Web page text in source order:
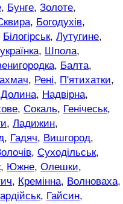
, Бунге, Золоте,
, Богодухів,
Білогірськ, Лутугине,
, Шпола,
, Балта,
, Рені, П'ятихатки,
Долина, Надвірна,
, Сокаль, Генічеськ,
, Ладижин,
, Гадяч, Вишгород,
, Суходільськ,
, Южне, Олешки,
, Кремінна, Волноваха,
, Гайсин,